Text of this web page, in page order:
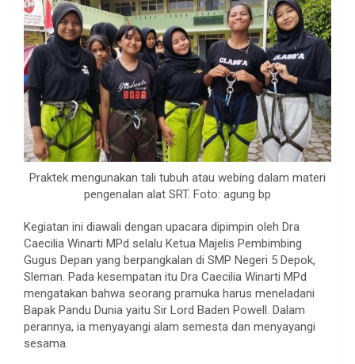
Praktek mengunakan tali tubuh atau webing dalam materi
pengenalan alat SRT. Foto: agung bp
Kegiatan ini diawali dengan upacara dipimpin oleh Dra
Caecilia Winarti MPd selalu Ketua Majelis Pembimbing
Gugus Depan yang berpangkalan di SMP Negeri 5 Depok,
Sleman. Pada kesempatan itu Dra Caecilia Winarti MPd
mengatakan bahwa seorang pramuka harus meneladani
Bapak Pandu Dunia yaitu Sir Lord Baden Powell. Dalam
perannya, ia menyayangi alam semesta dan menyayangi
sesama.